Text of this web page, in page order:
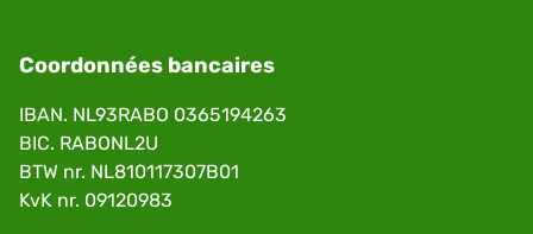
Coordonnées bancaires
IBAN. NL93RABO 0365194263
BIC. RABONL2U
BTW nr. NL810117307B01
KvK nr. 09120983